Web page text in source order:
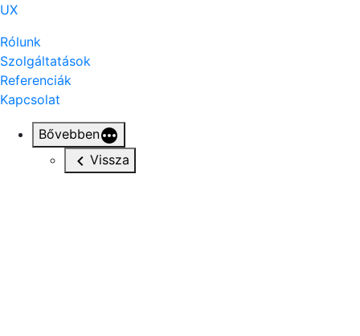
UX
Rólunk
Szolgáltatások
Referenciák
Kapcsolat
Bővebben
Vissza